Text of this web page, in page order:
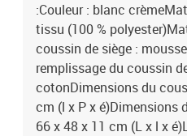
:Couleur : blanc
tissu (100 %
coussin de siège :
remplissage du coussin
cotonDimensions du
cm (l x P x é)Dimensions
66 x 48 x 11 cm (L x l x